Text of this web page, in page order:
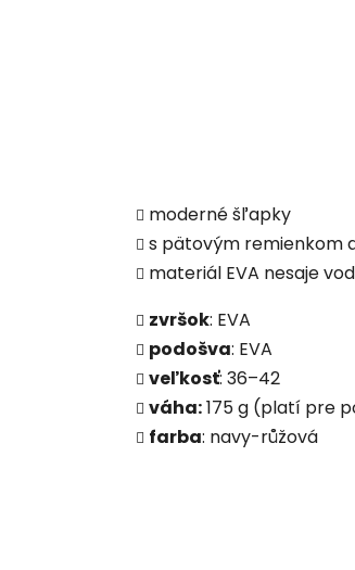
moderné šľapky
s pätovým remienkom
materiál EVA nesaje
zvršok: EVA
podošva: EVA
veľkosť: 36–42
váha:175 g (platí pre
farba: navy-růžová